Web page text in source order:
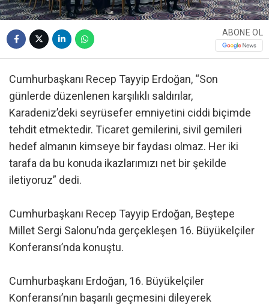
ABONE OL
Cumhurbaşkanı Recep Tayyip Erdoğan, “Son
günlerde düzenlenen karşılıklı saldırılar,
Karadeniz’deki seyrüsefer emniyetini ciddi biçimde
tehdit etmektedir. Ticaret gemilerini, sivil gemileri
hedef almanın kimseye bir faydası olmaz. Her iki
tarafa da bu konuda ikazlarımızı net bir şekilde
iletiyoruz” dedi.
Cumhurbaşkanı Recep Tayyip Erdoğan, Beştepe
Millet Sergi Salonu’nda gerçekleşen 16. Büyükelçiler
Konferansı’nda konuştu.
Cumhurbaşkanı Erdoğan, 16. Büyükelçiler
Konferansı’nın başarılı geçmesini dileyerek